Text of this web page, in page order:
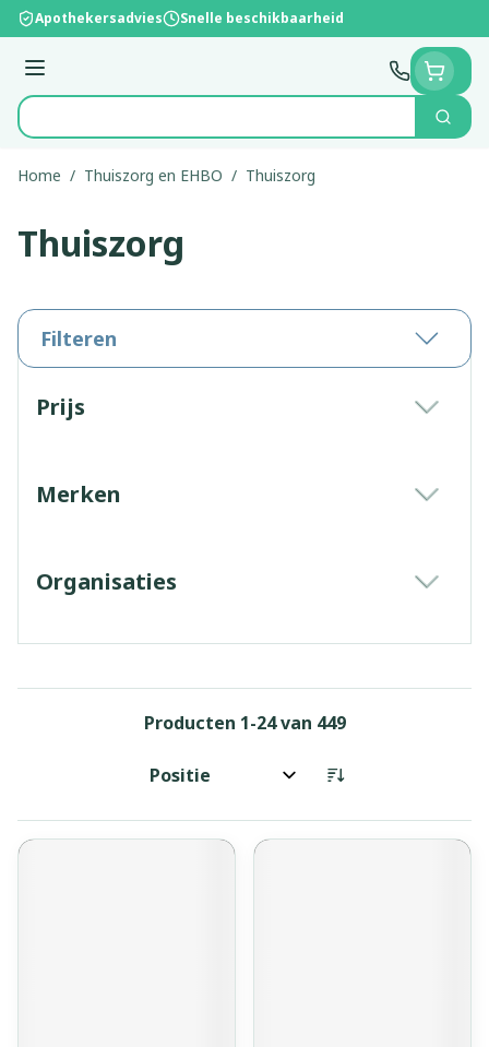
Ga naar de inhoud
Apothekersadvies Snelle beschikbaarheid
Menu
Product, merk, categorie...
Zoek
Home / Thuiszorg en EHBO / Thuiszorg
Thuiszorg
Filteren
Prijs
Merken
Organisaties
Producten 1-24van 449
Sorteer op: